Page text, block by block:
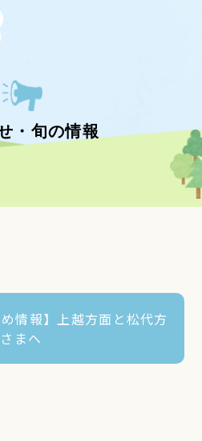
・旬の情報
情報】上越方面と松代方
まへ